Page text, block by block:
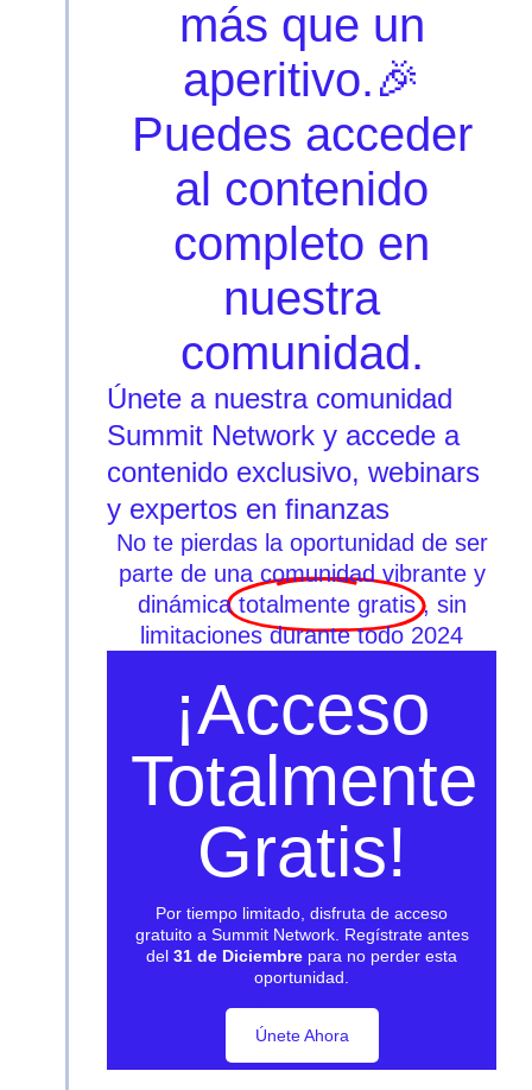
más que un
aperitivo.🎉
Puedes acceder
al contenido
completo en
nuestra
comunidad.
Únete a nuestra comunidad
Summit Network y accede a
contenido exclusivo, webinars
y expertos en finanzas
No te pierdas la oportunidad de ser
parte de una comunidad vibrante y
dinámica totalmente gratis , sin
limitaciones durante todo 2024
¡Acceso
Totalmente
Gratis!
Por tiempo limitado, disfruta de acceso
gratuito a Summit Network. Regístrate antes
del 31 de Diciembre para no perder esta
oportunidad.
Únete Ahora
Únete Ahora